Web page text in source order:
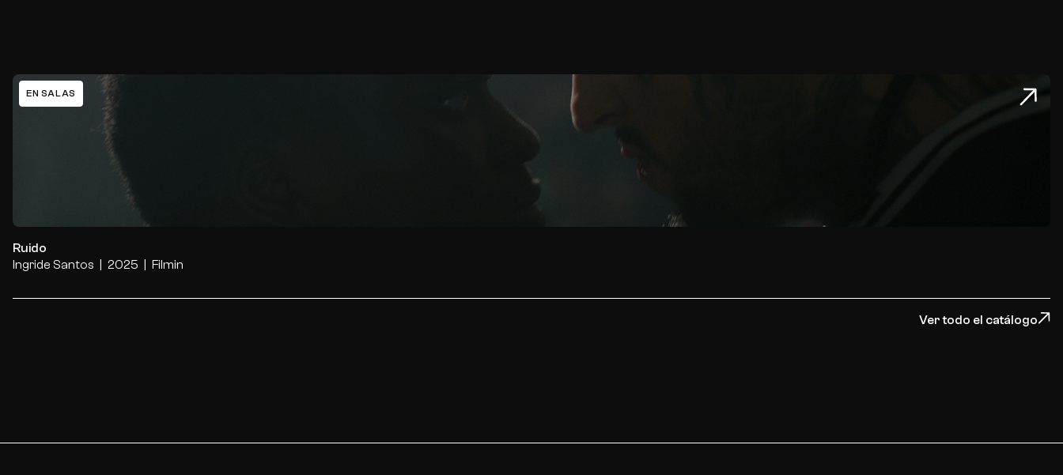
EN SALAS
Ruido
Ingride Santos
2025 Filmin
Ver todo el catálogo